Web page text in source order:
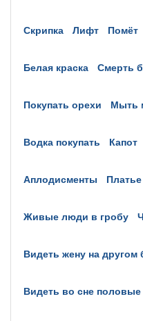
скрипка лифт помёт
белая краска смерть
покупать орехи
водка покупать капот
аплодисменты
живые люди в гробу
видеть жену на другом
видеть во сне